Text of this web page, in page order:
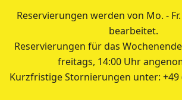
Reservierungen werden von Mo. -
bearbeitet.
Reservierungen für das
freitags, 14:00 Uhr
Kurzfristige Stornierungen unter: +49